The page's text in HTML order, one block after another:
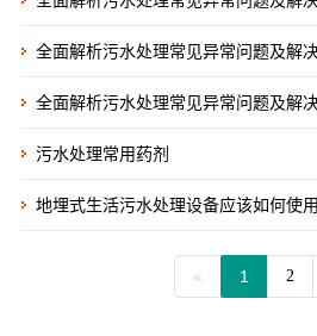
全面解析污水处理常见异常问题及解决
全面解析污水处理常见异常问题及解决
污水处理常用药剂
地埋式生活污水处理设备应该如何使用
« 1 2